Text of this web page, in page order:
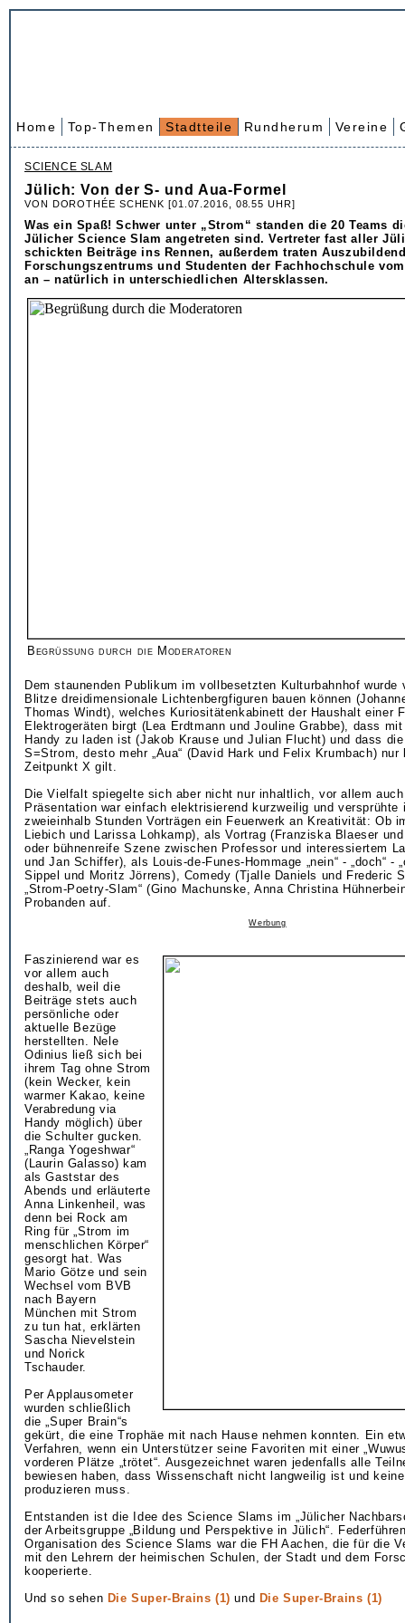
Home Top-Themen Stadtteile Rundherum Vereine
SCIENCE SLAM
Jülich: Von der S- und Aua-Formel
VON DOROTHÉE SCHENK [01.07.2016, 08.55 UHR]
Was ein Spaß! Schwer unter „Strom“ standen die 20 Teams
Jülicher Science Slam angetreten sind. Vertreter fast aller
schickten Beiträge ins Rennen, außerdem traten
Forschungszentrums und Studenten der Fachhochschule
an – natürlich in unterschiedlichen Altersklassen.
Begrüßung durch die Moderatoren
Dem staunenden Publikum im vollbesetzten Kulturbahnhof wurde
Blitze dreidimensionale Lichtenbergfiguren bauen können
Thomas Windt), welches Kuriositätenkabinett der Haushalt einer
Elektrogeräten birgt (Lea Erdtmann und Jouline Grabbe), dass
Handy zu laden ist (Jakob Krause und Julian Flucht) und dass
S=Strom, desto mehr „Aua“ (David Hark und Felix Krumbach) nur
Zeitpunkt X gilt.
Die Vielfalt spiegelte sich aber nicht nur inhaltlich, vor allem
Präsentation war einfach elektrisierend kurzweilig und versprühte
zweieinhalb Stunden Vorträgen ein Feuerwerk an Kreativität: Ob
Liebich und Larissa Lohkamp), als Vortrag (Franziska Blaeser
oder bühnenreife Szene zwischen Professor und interessiertem
und Jan Schiffer), als Louis-de-Funes-Hommage „nein“ - „doch“ -
Sippel und Moritz Jörrens), Comedy (Tjalle Daniels und Frederic
„Strom-Poetry-Slam“ (Gino Machunske, Anna Christina
Probanden auf.
Werbung
Faszinierend war es
vor allem auch
deshalb, weil die
Beiträge stets auch
persönliche oder
aktuelle Bezüge
herstellten. Nele
Odinius ließ sich bei
ihrem Tag ohne Strom
(kein Wecker, kein
warmer Kakao, keine
Verabredung via
Handy möglich) über
die Schulter gucken.
„Ranga Yogeshwar“
(Laurin Galasso) kam
als Gaststar des
Abends und erläuterte
Anna Linkenheil, was
denn bei Rock am
Ring für „Strom im
menschlichen Körper“
gesorgt hat. Was
Mario Götze und sein
Wechsel vom BVB
nach Bayern
München mit Strom
zu tun hat, erklärten
Sascha Nievelstein
und Norick
Tschauder.
Per Applausometer
wurden schließlich
die „Super Brain“s
gekürt, die eine Trophäe mit nach Hause nehmen konnten. Ein
Verfahren, wenn ein Unterstützer seine Favoriten mit einer
vorderen Plätze „trötet“. Ausgezeichnet waren jedenfalls alle
bewiesen haben, dass Wissenschaft nicht langweilig ist und keine
produzieren muss.
Entstanden ist die Idee des Science Slams im „Jülicher
der Arbeitsgruppe „Bildung und Perspektive in Jülich“.
Organisation des Science Slams war die FH Aachen, die für die
mit den Lehrern der heimischen Schulen, der Stadt und dem
kooperierte.
Und so sehen Die Super-Brains (1) und Die Super-Brains (1)